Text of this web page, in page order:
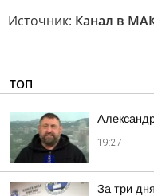
Источник: Канал в
ТОП
19:27
За три